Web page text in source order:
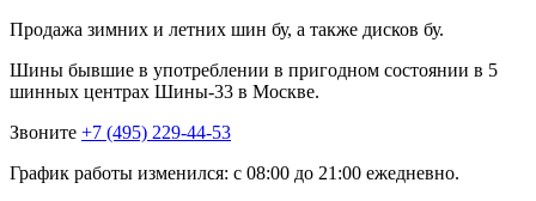
Продажа зимних и летних шин бу, а также дисков бу.
Шины бывшие в употреблении в пригодном состоянии в 5
шинных центрах Шины-33 в Москве.
Звоните +7 (495) 229-44-53
График работы изменился: с 08:00 до 21:00 ежедневно.